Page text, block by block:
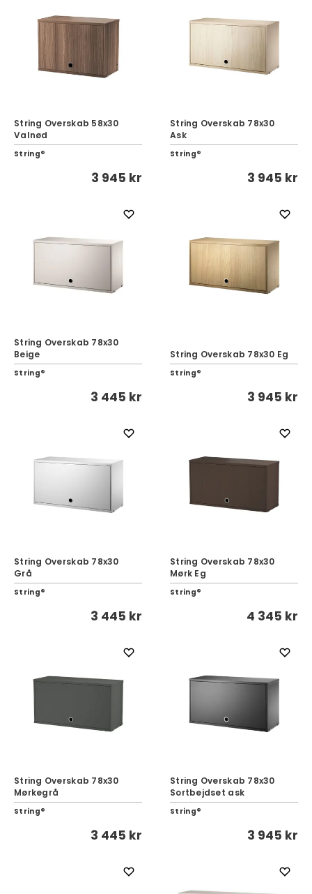
String Overskab 58x30
Valnød
String®
3 945 kr
String Overskab 78x30
Ask
String®
3 945 kr
String Overskab 78x30
Beige
String®
3 445 kr
String Overskab 78x30 Eg
String®
3 945 kr
String Overskab 78x30
Grå
String®
3 445 kr
String Overskab 78x30
Mørk Eg
String®
4 345 kr
String Overskab 78x30
Mørkegrå
String®
3 445 kr
String Overskab 78x30
Sortbejdset ask
String®
3 945 kr